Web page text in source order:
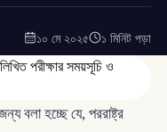
১০ মে ২০২৫ ১ মিনিট পড়া
বলা হচ্ছে যে, পররাষ্ট্র